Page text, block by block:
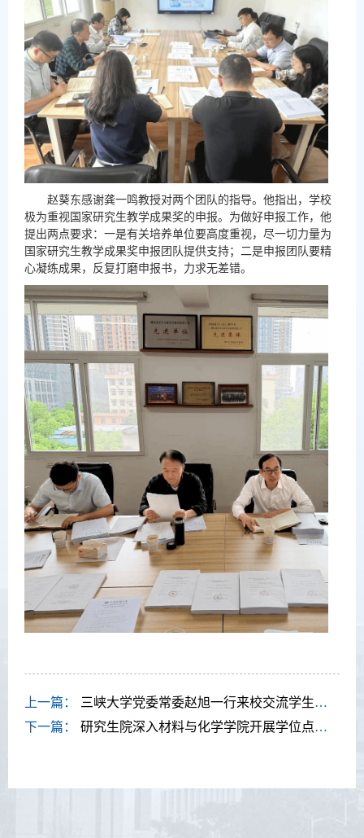
赵葵东感谢龚一鸣教授对两个团队的指导。他指出，学校
极为重视国家研究生教学成果奖的申报。为做好申报工作，他
提出两点要求：一是有关培养单位要高度重视，尽一切力量为
国家研究生教学成果奖申报团队提供支持；二是申报团队要精
心凝练成果，反复打磨申报书，力求无差错。
上一篇：
三峡大学党委常委赵旭一行来校交流学生教育管理工作
下一篇：
研究生院深入材料与化学学院开展学位点建设专题调研